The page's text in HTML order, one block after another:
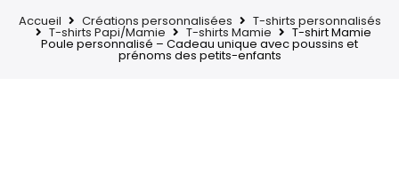
Accueil Créations personnalisées T-shirts personnalisés
T-shirts Papi/Mamie T-shirts Mamie T-shirt Mamie
Poule personnalisé – Cadeau unique avec poussins et
prénoms des petits-enfants